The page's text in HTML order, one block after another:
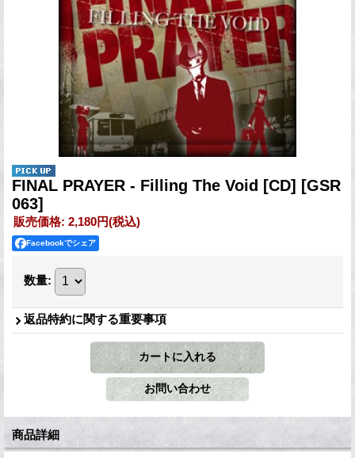
FINAL PRAYER - Filling The Void [CD] [GSR
063]
販売価格: 2,180円(税込)
Facebookでシェア
数量:
返品特約に関する重要事項
商品詳細